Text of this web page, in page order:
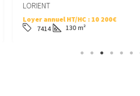
annuel HT/HC :10 200€
130 m²